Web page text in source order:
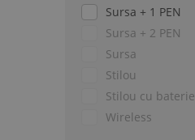
Sursa + 1 PEN
Sursa + 2 PEN
Sursa
Stilou
Stilou cu baterie
Wireless